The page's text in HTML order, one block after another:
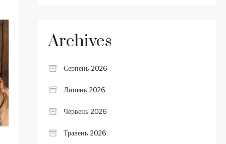
Archives
Серпень 2026
Липень 2026
Червень 2026
Травень 2026